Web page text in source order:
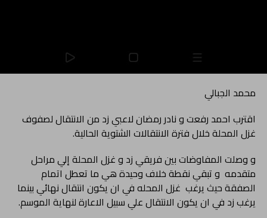
محمد الجبالي
اقترب احمد رفعت و نادر رمضان لاعبي زد من الانتقال لصفوف
غزل المحلة خلال فترة الانتقالات الشتوية الحالية.
و وصلت المفاوضات بين فريقي زد و غزل المحلة إلي مراحل
متقدمه و تبقي نقطة خلاف وحيدة هي ما تعطل اتمام
الصفقة حيث يرغب غزل المحله في ان يكون انتقال نهائي بينما
يرغب زد في ان يكون الانتقال علي سبيل الاعارة لنهاية الموسم.